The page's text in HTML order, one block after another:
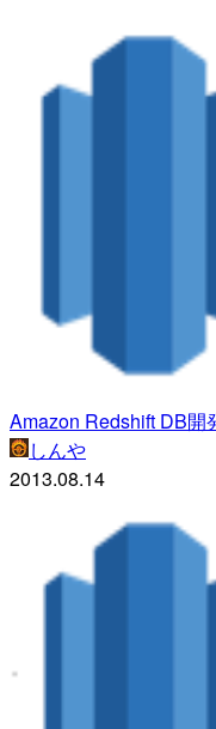
Amazon Redshift DB開
しんや
2013.08.14